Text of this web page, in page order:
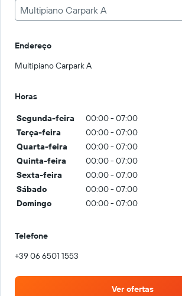
Multipiano Carpark A
Endereço
Multipiano Carpark A
Horas
Segunda-feira
00:00 - 07:00
Terça-feira
00:00 - 07:00
Quarta-feira
00:00 - 07:00
Quinta-feira
00:00 - 07:00
Sexta-feira
00:00 - 07:00
Sábado
00:00 - 07:00
Domingo
00:00 - 07:00
Telefone
+39 06 6501 1553
Ver ofertas